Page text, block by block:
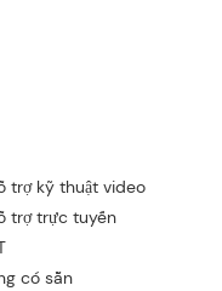
trợ kỹ thuật video
trợ trực tuyến
có sẵn